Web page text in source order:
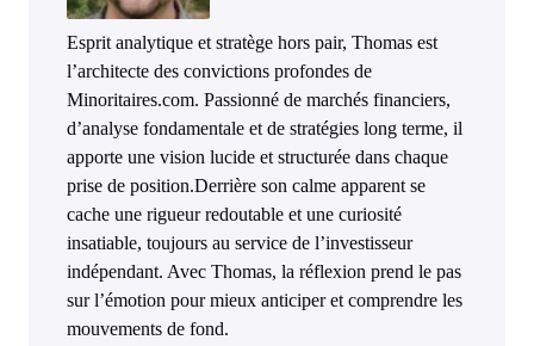
Esprit analytique et stratège hors pair, Thomas est
l’architecte des convictions profondes de
Minoritaires.com. Passionné de marchés financiers,
d’analyse fondamentale et de stratégies long terme, il
apporte une vision lucide et structurée dans chaque
prise de position.Derrière son calme apparent se
cache une rigueur redoutable et une curiosité
insatiable, toujours au service de l’investisseur
indépendant. Avec Thomas, la réflexion prend le pas
sur l’émotion pour mieux anticiper et comprendre les
mouvements de fond.